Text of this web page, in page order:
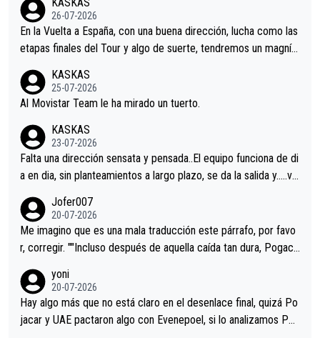
26-07-2026
En la Vuelta a España, con una buena dirección, lucha como las
etapas finales del Tour y algo de suerte, tendremos un magnífi
KASKAS
25-07-2026
Al Movistar Team le ha mirado un tuerto.
KASKAS
23-07-2026
Falta una dirección sensata y pensada..El equipo funciona de di
a en dia, sin planteamientos a largo plazo, se da la salida y…..ve
Minguez, Velez etc etc.Me da pena vivir estos momentos tan
tristes sin victorias.
Jofer007
20-07-2026
Me imagino que es una mala traducción este párrafo, por favo
r, corregir. ""Incluso después de aquella caída tan dura, Pogaca
permaneció pegado a su rueda. Parecía increíble la forma en l
a que era capaz de controlar el miedo", recordó."
yoni
20-07-2026
Hay algo más que no está claro en el desenlace final, quizá Po
jacar y UAE pactaron algo con Evenepoel, si lo analizamos Poj